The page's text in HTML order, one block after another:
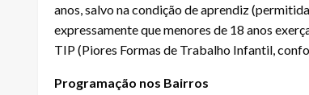
anos, salvo na condição de aprendiz
expressamente que menores de 18 anos
TIP (Piores Formas de Trabalho Infantil,
Programação nos Bairros